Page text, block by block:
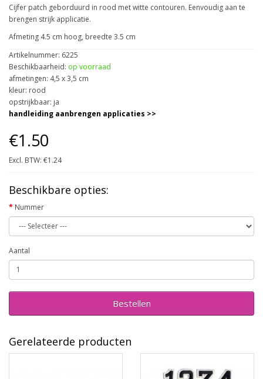
Cijfer patch geborduurd in rood met witte contouren. Eenvoudig aan te
brengen strijk applicatie.
Afmeting 4.5 cm hoog, breedte 3.5 cm
Artikelnummer: 6225
Beschikbaarheid: op voorraad
afmetingen: 4,5 x 3,5 cm
kleur: rood
opstrijkbaar: ja
handleiding aanbrengen applicaties >>
€1.50
Excl. BTW: €1.24
Beschikbare opties:
Nummer
Aantal
Bestellen
Gerelateerde producten